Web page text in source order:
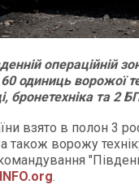
операційній
одиниць ворожої
бронетехніка та 2
взято в полон 3
а також ворожу
.